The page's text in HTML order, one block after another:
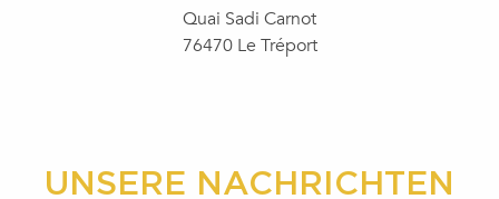
Quai Sadi Carnot
76470 Le Tréport
UNSERE NACHRICHTEN